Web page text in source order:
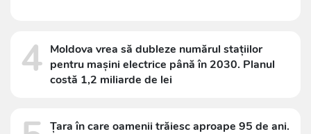
4 Moldova vrea să dubleze numărul stațiilor
pentru mașini electrice până în 2030. Planul
costă 1,2 miliarde de lei
Țara în care oamenii trăiesc aproape 95 de ani.